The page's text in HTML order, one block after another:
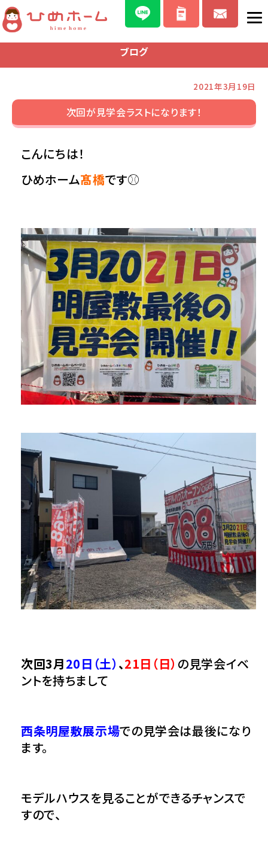
ブログ
2021年3月19日
次回が見学会ラストになります！
こんにちは！
ひめホーム髙橋です⚾
次回3月20日（土） 、21日（日） の見学会イベ
ントを持ちまして
西条明屋敷展示場での見学会は最後になり
ます。
モデルハウスを見ることができるチャンスで
すので、